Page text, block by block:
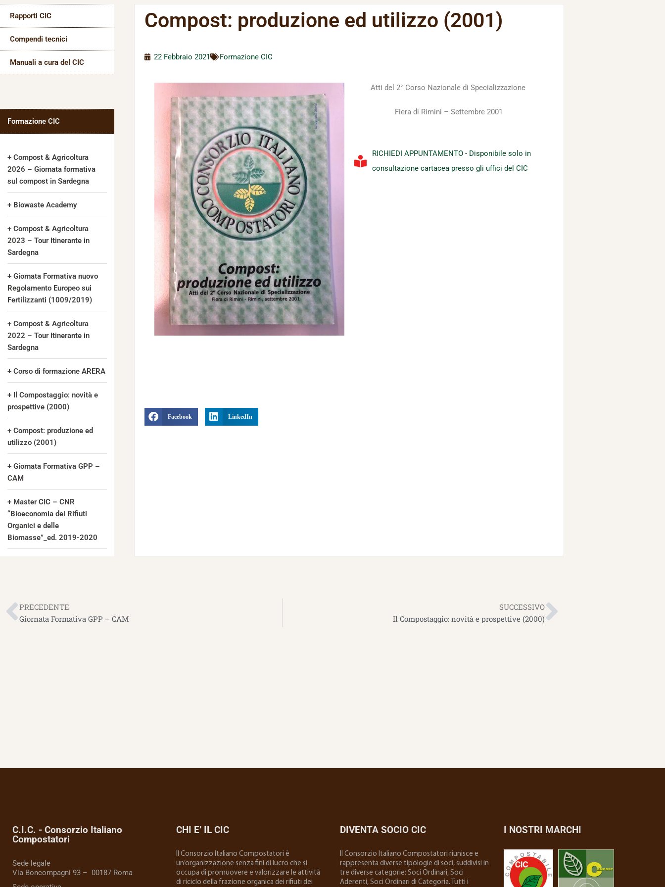
Rapporti CIC
Compendi tecnici
Manuali a cura del CIC
Formazione CIC
Compost & Agricoltura
2026 – Giornata formativa
sul compost in Sardegna
Biowaste Academy
Compost & Agricoltura
2023 – Tour Itinerante in
Sardegna
Giornata Formativa nuovo
Regolamento Europeo sui
Fertilizzanti (1009/2019)
Compost & Agricoltura
2022 – Tour Itinerante in
Sardegna
Corso di formazione ARERA
Il Compostaggio: novità e
prospettive (2000)
Compost: produzione ed
utilizzo (2001)
Giornata Formativa GPP –
CAM
Master CIC – CNR
“Bioeconomia dei Rifiuti
Organici e delle
Biomasse”_ed. 2019-2020
Compost: produzione ed utilizzo (2001)
22 Febbraio 2021 Formazione CIC
Atti del 2° Corso Nazionale di Specializzazione
Fiera di Rimini – Settembre 2001
RICHIEDI APPUNTAMENTO - Disponibile solo in
consultazione cartacea presso gli uffici del CIC
Facebook LinkedIn
Precedente
PRECEDENTE
Giornata Formativa GPP – CAM
SUCCESSIVO
Il Compostaggio: novità e prospettive (2000)
C.I.C. - Consorzio Italiano
Compostatori
Sede legale
Via Boncompagni 93 – 00187 Roma
CHI E’ IL CIC
Il Consorzio Italiano Compostatori è
un’organizzazione senza fini di lucro che si
occupa di promuovere e valorizzare le attività
di riciclo della frazione organica dei rifiuti dei
DIVENTA SOCIO CIC
ll Consorzio Italiano Compostatori riunisce e
rappresenta diverse tipologie di soci, suddivisi in
tre diverse categorie: Soci Ordinari, Soci
Aderenti, Soci Ordinari di Categoria. Tutti i
I NOSTRI MARCHI